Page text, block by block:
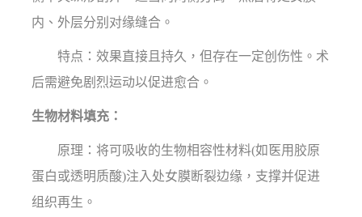
内、外层分别对缘缝合。
特点：效果直接且持久，但存在一定创伤性。术
后需避免剧烈运动以促进愈合。
生物材料填充：
原理：将可吸收的生物相容性材料(如医用胶原
蛋白或透明质酸)注入处女膜断裂边缘，支撑并促进
组织再生。